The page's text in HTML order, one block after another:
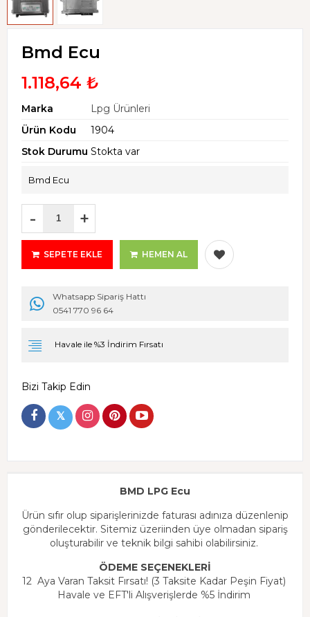
Bmd Ecu
1.118,64 ₺
Marka
Lpg Ürünleri
Ürün Kodu
1904
Stok Durumu Stokta var
Bmd Ecu
- +
SEPETE EKLE HEMEN AL
Whatsapp Sipariş Hattı
0541 770 96 64
Havale ile %3 İndirim Fırsatı
Bizi Takip Edin
𝕏
BMD LPG Ecu
Ürün sıfır olup siparişlerinizde faturası adınıza düzenlenip
gönderilecektir. Sitemiz üzeriinden üye olmadan sipariş
oluşturabilir ve teknik bilgi sahibi olabilirsiniz.
ÖDEME SEÇENEKLERİ
12 Aya Varan Taksit Fırsatı! (3 Taksite Kadar Peşin Fiyat)
Havale ve EFT'li Alışverişlerde %5 İndirim